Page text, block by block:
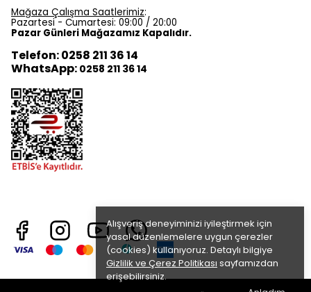
Alışveriş deneyiminizi iyileştirmek için
yasal düzenlemelere uygun çerezler
(cookies) kullanıyoruz. Detaylı bilgiye
Gizlilik ve Çerez Politikası sayfamızdan
erişebilirsiniz.
Mağaza Çalışma Saatlerimiz:
Pazartesi - Cumartesi: 09:00 / 20:00
Pazar Günleri Mağazamız Kapalıdır.
Telefon: 0258 211 36 14
WhatsApp: 0258 211 36 14